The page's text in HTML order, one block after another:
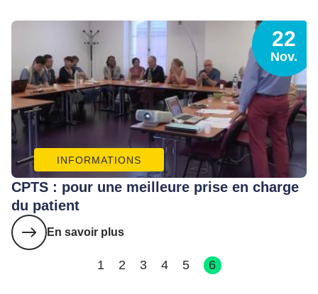
INFORMATIONS
CPTS : pour une meilleure prise en charge
du patient
En savoir plus
22
Nov.
1 2 3 4 5 6